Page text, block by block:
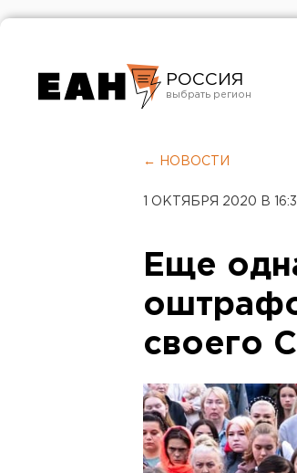
РОССИЯ
Челябинск
← НОВОСТИ
1 ОКТЯБРЯ 2020 В
Еще
своего